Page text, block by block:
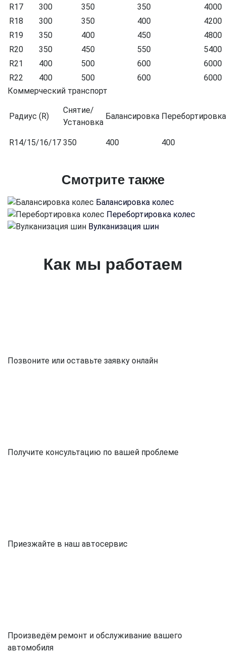
R17 300 350 350
4000
R18
300 350 400
4200
R19
350 400 450
4800
R20
350 450 550
5400
R21
400 500 600
6000
R22
400 500 600
6000
Коммерческий транспорт
Радиус (R)
Снятие/
Установка
Балансировка Перебортировка
R14/15/16/17 350 400 400
Смотрите также
Балансировка колес
Перебортировка колес
Вулканизация шин
Как мы работаем
Позвоните или оставьте заявку онлайн
Получите консультацию по вашей проблеме
Приезжайте в наш автосервис
Произведём ремонт и обслуживание вашего
автомобиля